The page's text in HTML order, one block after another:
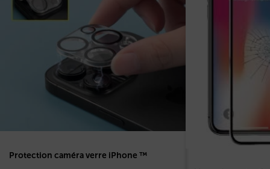
Protection caméra verre iPhone ™